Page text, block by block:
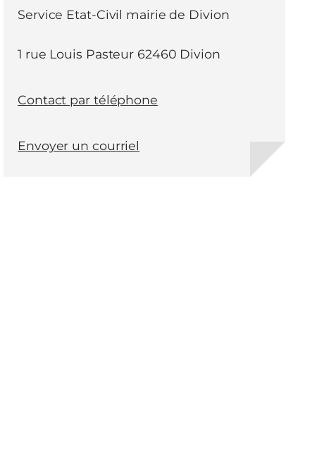
Service Etat-Civil mairie de Divion
1 rue Louis Pasteur 62460 Divion
Contact par téléphone
Envoyer un courriel